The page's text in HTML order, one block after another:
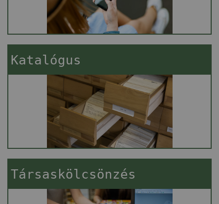
Katalógus
Társaskölcsönzés